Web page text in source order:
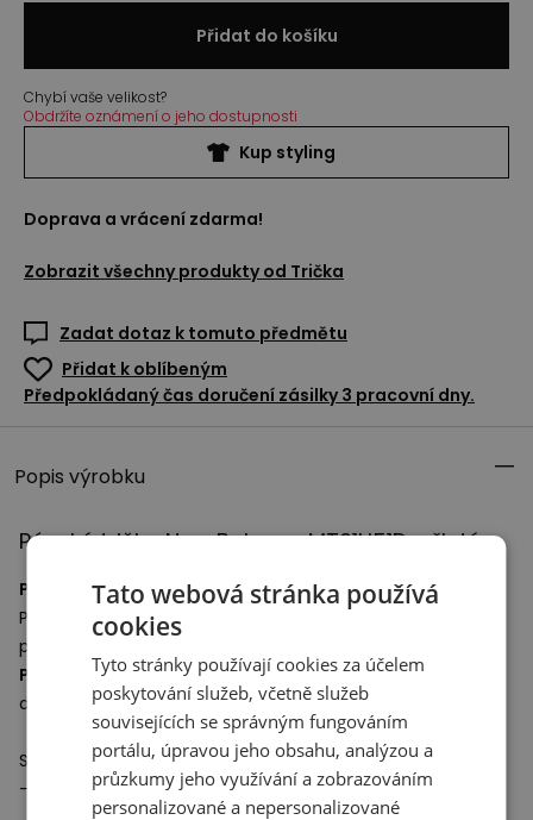
Přidat do košíku
Chybí vaše velikost?
Obdržíte oznámení o jeho dostupnosti
Kup styling
Doprava a vrácení zdarma!
Zobrazit všechny produkty od Trička
Zadat dotaz k tomuto předmětu
Přidat k oblíbeným
Předpokládaný čas doručení zásilky 3 pracovní dny.
Popis výrobku
Pánské tričko New Balance MT61H51D – žluté
Pánské tričkoušité z vysoce kvalitní bavlny.
Pohodlný střih neomezuje v pohybu, poskytuje volnost a
plné pohodlí při používání.
Pánské tričkoje skvělým základem pro styling a skvěle
doplní
klasickou obuv .
Specifikace:
- Materiál: 100% bavlna
Tato webová stránka používá
cookies
Tyto stránky používají cookies za účelem
poskytování služeb, včetně služeb
souvisejících se správným fungováním
portálu, úpravou jeho obsahu, analýzou a
průzkumy jeho využívání a zobrazováním
personalizované a nepersonalizované